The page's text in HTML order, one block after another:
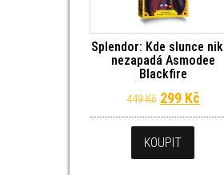
Splendor: Kde slunce
nezapadá Asmodee
Blackfire
449Kč Původní
299 Kč
KOUPIT